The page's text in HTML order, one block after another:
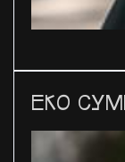
ЕКО